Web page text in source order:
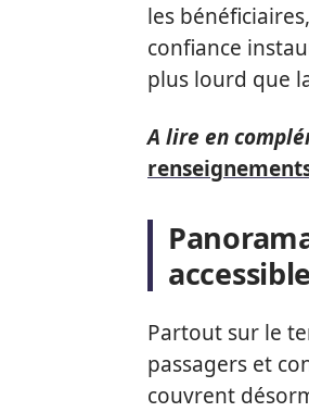
les
confiance
plus lourd que
A lire en
Partout sur le
passagers et
couvrent